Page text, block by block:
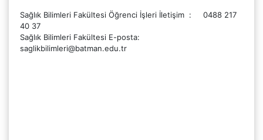
Sağlık Bilimleri Fakültesi Öğrenci İşleri İletişim :
0488 217
40 37
Sağlık Bilimleri Fakültesi E-posta:
saglikbilimleri@batman.edu.tr